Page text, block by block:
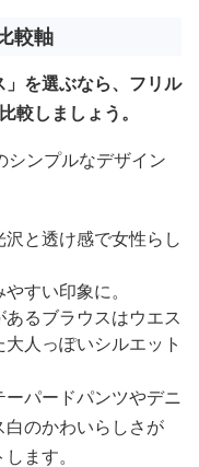
較軸
」を選ぶなら、フリル
較しましょう。
シンプルなデザイン
と透け感で女性らし
すい印象に。
あるブラウスはウエス
人っぽいシルエット
パードパンツやデニ
のかわいらしさが
ます。